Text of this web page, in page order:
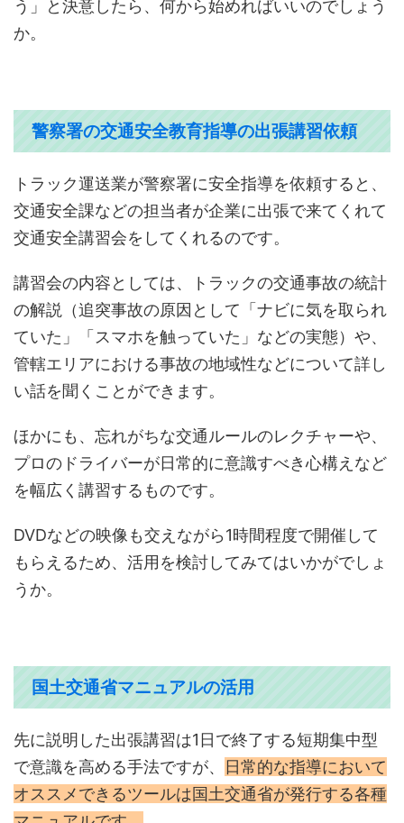
う」と決意したら、何から始めればいいのでしょう
か。
警察署の交通安全教育指導の出張講習依頼
トラック運送業が警察署に安全指導を依頼すると、
交通安全課などの担当者が企業に出張で来てくれて
交通安全講習会をしてくれるのです。
講習会の内容としては、トラックの交通事故の統計
の解説（追突事故の原因として「ナビに気を取られ
ていた」「スマホを触っていた」などの実態）や、
管轄エリアにおける事故の地域性などについて詳し
い話を聞くことができます。
ほかにも、忘れがちな交通ルールのレクチャーや、
プロのドライバーが日常的に意識すべき心構えなど
を幅広く講習するものです。
DVDなどの映像も交えながら1時間程度で開催して
もらえるため、活用を検討してみてはいかがでしょ
うか。
国土交通省マニュアルの活用
先に説明した出張講習は1日で終了する短期集中型
で意識を高める手法ですが、
日常的な指導において
オススメできるツールは国土交通省が発行する各種